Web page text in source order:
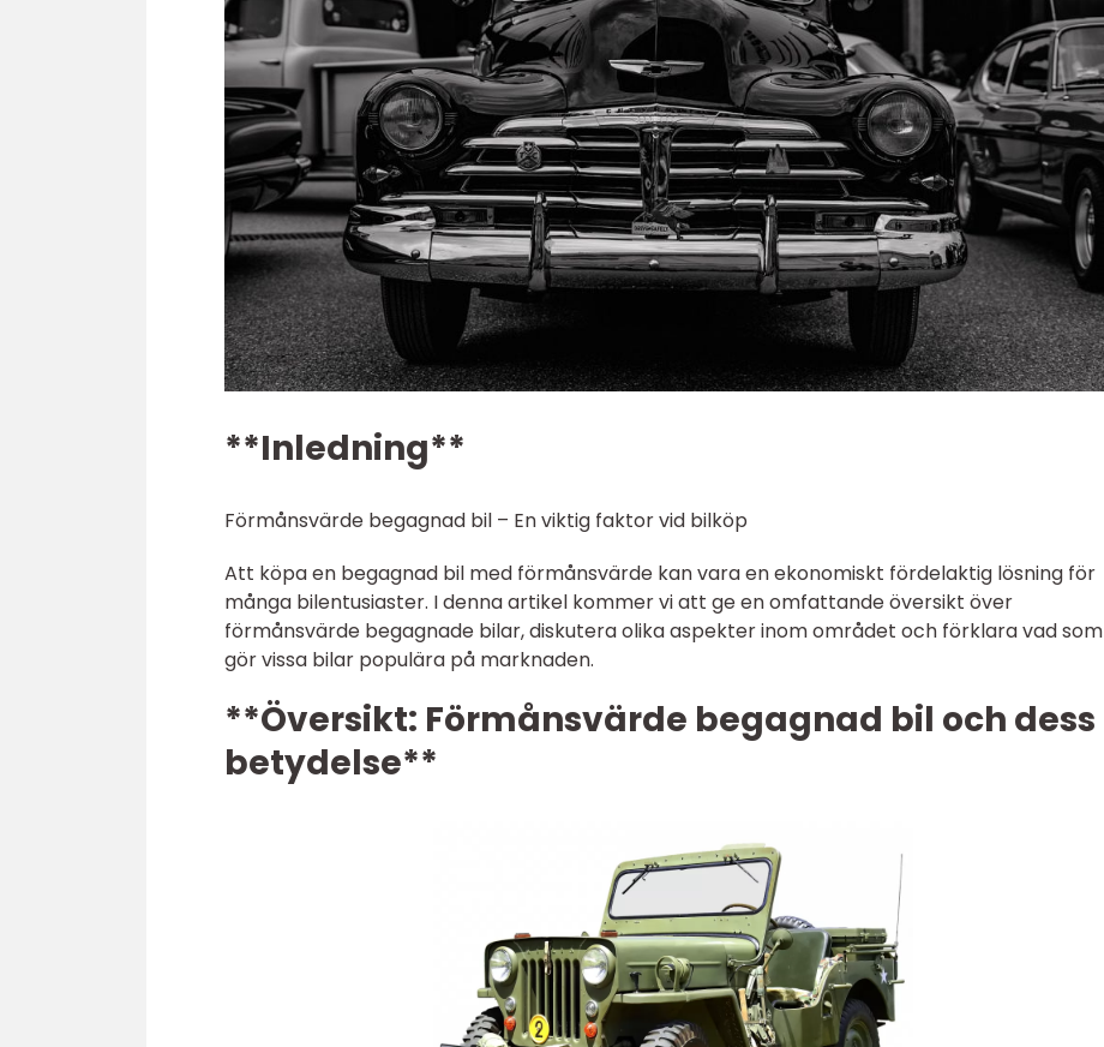
**Inledning**
Förmånsvärde begagnad bil – En viktig faktor vid bilköp
Att köpa en begagnad bil med förmånsvärde kan vara en ekonomiskt fördelaktig lösning för
många bilentusiaster. I denna artikel kommer vi att ge en omfattande översikt över
förmånsvärde begagnade bilar, diskutera olika aspekter inom området och förklara vad som
gör vissa bilar populära på marknaden.
**Översikt: Förmånsvärde begagnad bil och dess
betydelse**